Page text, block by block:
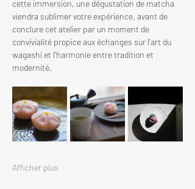
cette immersion, une dégustation de matcha
viendra sublimer votre expérience, avant de
conclure cet atelier par un moment de
convivialité propice aux échanges sur l'art du
wagashi et l'harmonie entre tradition et
modernité.
Afficher plus